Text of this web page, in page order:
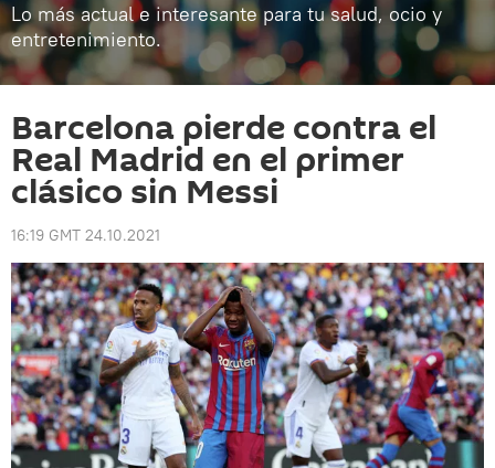
Lo más actual e interesante para tu salud, ocio y
entretenimiento.
Barcelona pierde contra el
Real Madrid en el primer
clásico sin Messi
16:19 GMT 24.10.2021